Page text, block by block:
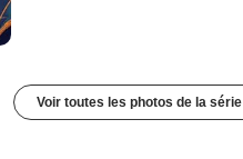
Voir toutes les photos de la série